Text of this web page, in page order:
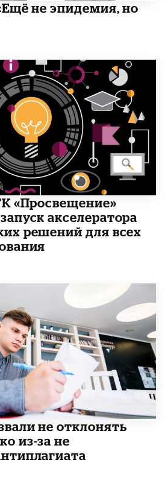
не эпидемия, но
«Просвещение»
акселератора
решений для всех
не отклонять
из-за не